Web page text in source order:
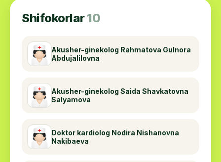
ginekologiya, endokrinologiya, nevrologiya,
fizioterapiya, ultratovush, laboratoriya.
Shifokorlar: proktolog, kardiolog, ginekolog,
nevrolog, laborant, fizioterapevt,
Proktologiya Medimax klinikasining ustuvor
Shifokorlar10
Akusher-ginekolog Rahmatova Gulnora
Abdujalilovna
Akusher-ginekolog Saida Shavkatovna
Salyamova
Doktor kardiolog Nodira Nishanovna
Nakibaeva